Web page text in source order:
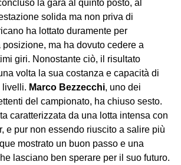
la gara al quinto posto, al
solida ma non priva di
ha lottato duramente per
posizione, ma ha dovuto cedere a
giri. Nonostante ciò, il risultato
volta la sua costanza e capacità di
livelli. Marco Bezzecchi, uno dei
del campionato, ha chiuso sesto.
caratterizzata da una lotta intensa con
e pur non essendo riuscito a salire più
mostrato un buon passo e una
lasciano ben sperare per il suo futuro.